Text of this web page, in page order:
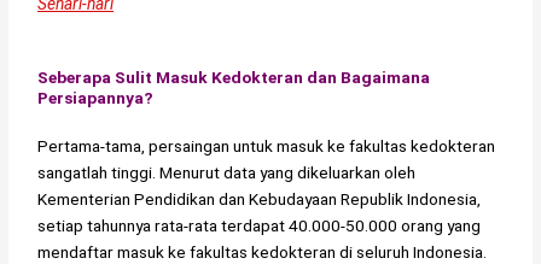
Sehari-hari
Seberapa Sulit Masuk Kedokteran dan Bagaimana
Persiapannya?
Pertama-tama, persaingan untuk masuk ke fakultas kedokteran
sangatlah tinggi. Menurut data yang dikeluarkan oleh
Kementerian Pendidikan dan Kebudayaan Republik Indonesia,
setiap tahunnya rata-rata terdapat 40.000-50.000 orang yang
mendaftar masuk ke fakultas kedokteran di seluruh Indonesia.